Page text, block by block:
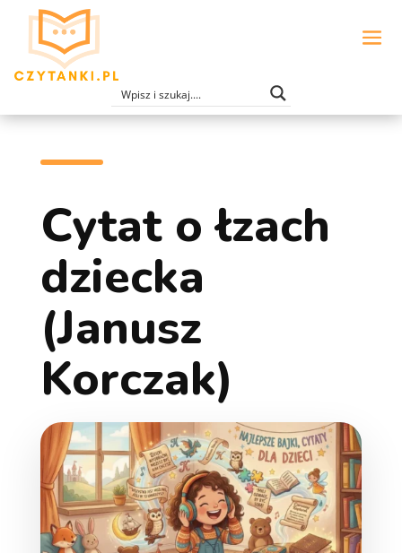
Cytat o łzach
dziecka
(Janusz
Korczak)